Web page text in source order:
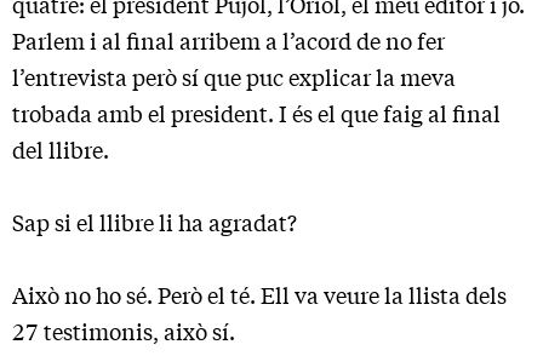
Parlem i al final arribem a l’acord de no fer
l’entrevista però sí que puc explicar la meva
trobada amb el president. I és el que faig al final
del llibre.
Sap si el llibre li ha agradat?
Això no ho sé. Però el té. Ell va veure la llista dels
27 testimonis, això sí.